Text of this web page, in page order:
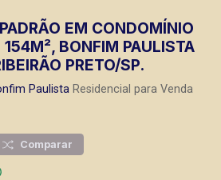
EM CONDOMÍNIO
BONFIM PAULISTA
PRETO/SP.
Paulista Residencial para Venda
Comparar